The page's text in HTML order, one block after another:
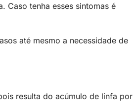
Caso tenha esses sintomas é
até mesmo a necessidade de
resulta do acúmulo de linfa por